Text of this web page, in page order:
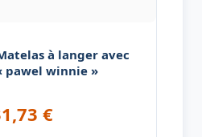
à langer avec
pawel winnie »
€